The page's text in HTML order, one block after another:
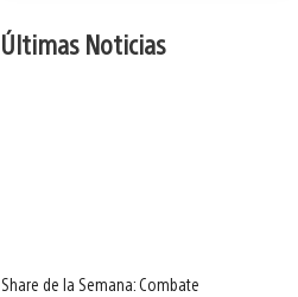
Últimas Noticias
Share de la Semana: Combate